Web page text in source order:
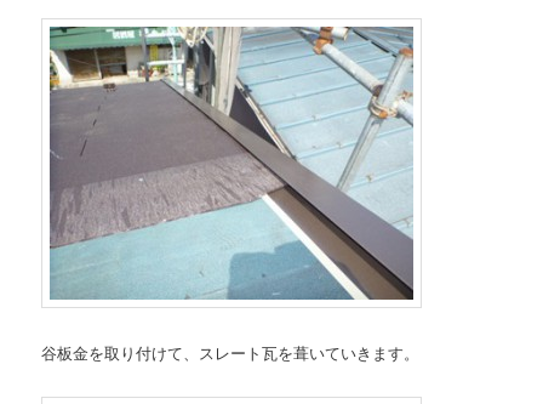
谷板金を取り付けて、スレート瓦を葺いていきます。